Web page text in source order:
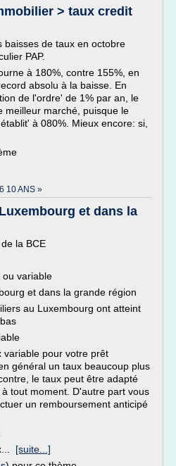
> taux credit
baisses de taux en octobre
PAP.
à 180%, contre 155%, en
absolu à la baisse. En
de l'ordre' de 1% par an, le
meilleur marché, puisque le
à 080%. Mieux encore: si,
10 ANS »
et dans la
la BCE
ou variable
et dans la grande région
au Luxembourg ont atteint
variable pour votre prêt
général un taux beaucoup plus
le taux peut être adapté
tout moment. D'autre part vous
un remboursement anticipé
[suite...]